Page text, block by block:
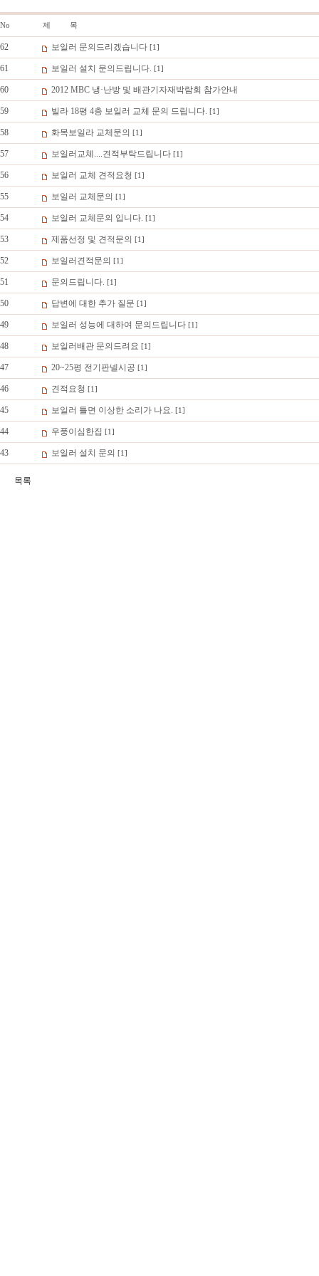
No 제 목
62 보일러 문의드리겠습니다 [1]
61 보일러 설치 문의드립니다. [1]
60 2012 MBC 냉·난방 및 배관기자재박람회 참가안내
59 빌라 18평 4층 보일러 교체 문의 드립니다. [1]
58 화목보일라 교체문의 [1]
57 보일러교체....견적부탁드립니다 [1]
56 보일러 교체 견적요청 [1]
55 보일러 교체문의 [1]
54 보일러 교체문의 입니다. [1]
53 제품선정 및 견적문의 [1]
52 보일러견적문의 [1]
51 문의드립니다. [1]
50 답변에 대한 추가 질문 [1]
49 보일러 성능에 대하여 문의드립니다 [1]
48 보일러배관 문의드려요 [1]
47 20~25평 전기판넬시공 [1]
46 견적요청 [1]
45 보일러 틀면 이상한 소리가 나요. [1]
44 우풍이심한집 [1]
43 보일러 설치 문의 [1]
목록